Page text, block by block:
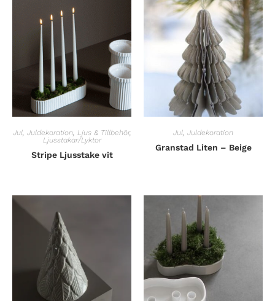
Jul, Juldekoration Ljus & Tillbehör,
Ljusstakar/Lyktor
Stripe Ljusstake vit
Jul Juldekoration
Granstad Liten – Beige